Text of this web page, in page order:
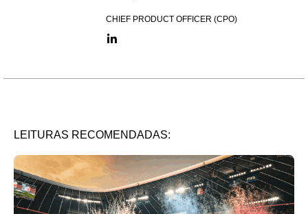
CHIEF PRODUCT OFFICER (CPO)
LinkedIn link
LEITURAS RECOMENDADAS: